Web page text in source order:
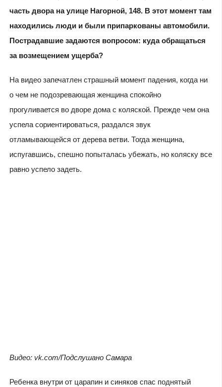
часть двора на улице Нагорной, 148. В этот момент там
находились люди и были припаркованы автомобили.
Пострадавшие задаются вопросом: куда обращаться
за возмещением ущерба?
На видео запечатлен страшный момент падения, когда ни
о чем не подозревающая женщина спокойно
прогуливается во дворе дома с коляской. Прежде чем она
успела сориентироваться, раздался звук
отламывающейся от дерева ветви. Тогда женщина,
испугавшись, спешно попыталась убежать, но коляску все
равно успело задеть.
Видео: vk.com/Подслушано Самара
Ребенка внутри от царапин и синяков спас поднятый